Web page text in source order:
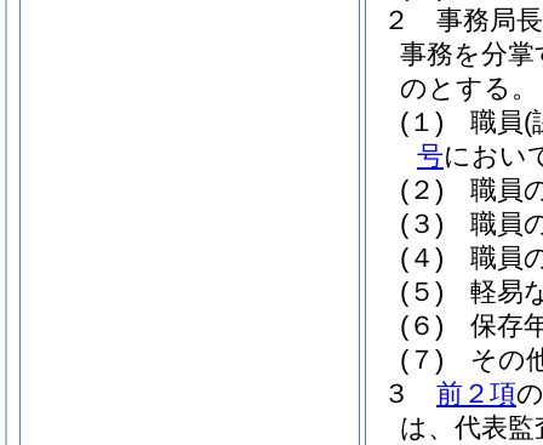
２
事務局
事務を分掌
のとする。
(１)
職員(
号におい
(２)
職員
(３)
職員
(４)
職員
(５)
軽易
(６)
保存
(７)
その
３
前２項
は、代表